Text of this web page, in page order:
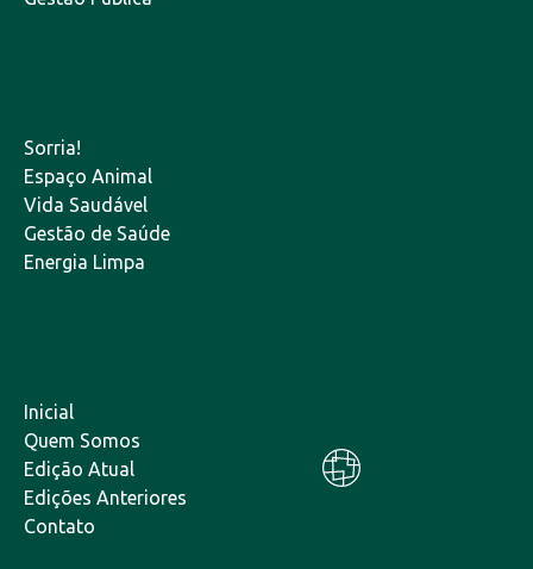
Sorria!
Espaço Animal
Vida Saudável
Gestão de Saúde
Energia Limpa
Inicial
Quem Somos
Edição Atual
Edições Anteriores
Contato